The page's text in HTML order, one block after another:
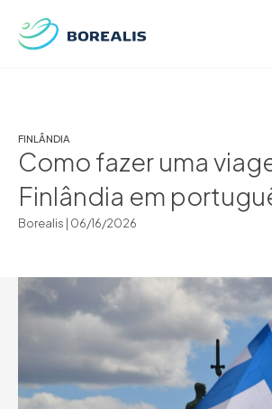
FINLÂNDIA
Como fazer uma
Finlândia em
Borealis | 06/16/2026